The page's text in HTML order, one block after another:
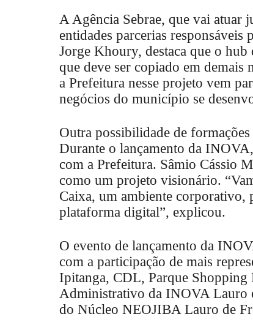
A Agência Sebrae, que vai atuar
entidades parcerias responsáveis
Jorge Khoury, destaca que o
que deve ser copiado em
a Prefeitura nesse projeto vem
negócios do município se
Outra possibilidade de
Durante o lançamento da
com a Prefeitura. Sâmio Cássio
como um projeto visionário.
Caixa, um ambiente corporativo,
plataforma digital”, explicou.
O evento de lançamento da
com a participação de mais
Ipitanga, CDL, Parque Shopping
Administrativo da INOVA Lauro
do Núcleo NEOJIBA Lauro de